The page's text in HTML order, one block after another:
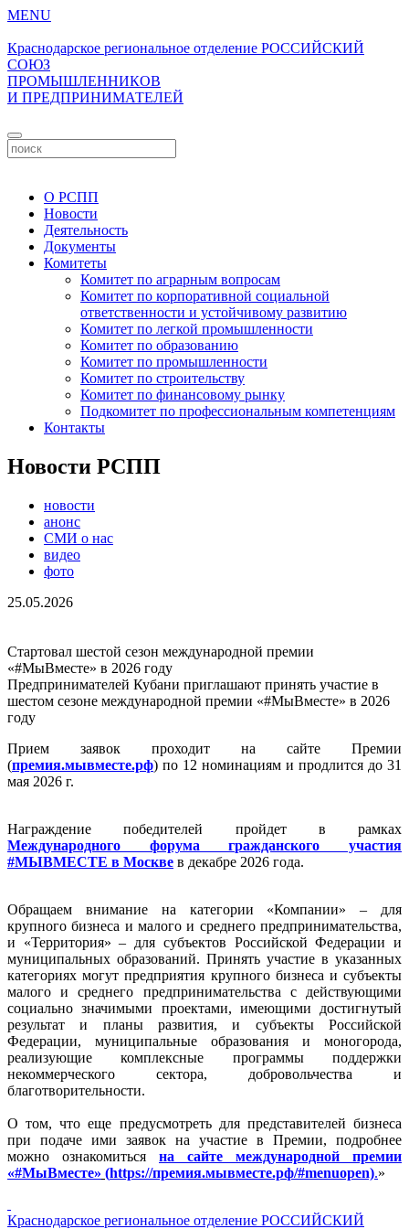
MENU
Краснодарское региональное отделение РОССИЙСКИЙ
СОЮЗ
ПРОМЫШЛЕННИКОВ
И ПРЕДПРИНИМАТЕЛЕЙ
О РСПП
Новости
Деятельность
Документы
Комитеты
Комитет по аграрным вопросам
Комитет по корпоративной социальной
ответственности и устойчивому развитию
Комитет по легкой промышленности
Комитет по образованию
Комитет по промышленности
Комитет по строительству
Комитет по финансовому рынку
Подкомитет по профессиональным компетенциям
Контакты
Новости РСПП
новости
анонс
СМИ о нас
видео
фото
25.05.2026
Стартовал шестой сезон международной премии
«#МыВместе» в 2026 году
Предпринимателей Кубани приглашают принять участие в
шестом сезоне международной премии «#МыВместе» в 2026
году
Прием заявок проходит на сайте Премии
(премия.мывместе.рф) по 12 номинациям и продлится до 31
мая 2026 г.
Награждение победителей пройдет в рамках
Международного форума гражданского участия
#МЫВМЕСТЕ в Москве в декабре 2026 года.
Обращаем внимание на категории «Компании» – для
крупного бизнеса и малого и среднего предпринимательства,
и «Территория» – для субъектов Российской Федерации и
муниципальных образований. Принять участие в указанных
категориях могут предприятия крупного бизнеса и субъекты
малого и среднего предпринимательства с действующими
социально значимыми проектами, имеющими достигнутый
результат и планы развития, и субъекты Российской
Федерации, муниципальные образования и моногорода,
реализующие комплексные программы поддержки
некоммерческого сектора, добровольчества и
благотворительности.
О том, что еще предусмотреть для представителей бизнеса
при подаче ими заявок на участие в Премии, подробнее
можно ознакомиться на сайте международной премии
«#МыВместе» (https://премия.мывместе.рф/#menuopen).»
Краснодарское региональное отделение РОССИЙСКИЙ